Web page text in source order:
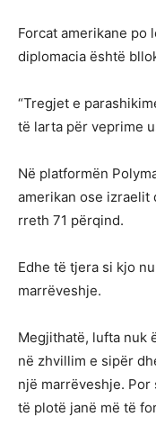
Forcat amerikane po
diplomacia është
“Tregjet e
të larta për veprime
Në platformën
amerikan ose
rreth 71 përqind.
Edhe të tjera si kjo
marrëveshje.
Megjithatë, lufta nuk
në zhvillim e sipër
një marrëveshje.
të plotë janë më të